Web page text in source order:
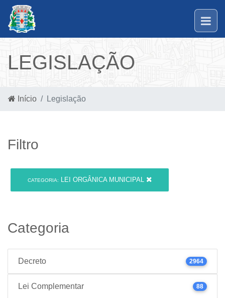
LEGISLAÇÃO
Início Legislação
Filtro
CATEGORIA: LEI ORGÂNICA MUNICIPAL
Categoria
Decreto 2964
Lei Complementar 88